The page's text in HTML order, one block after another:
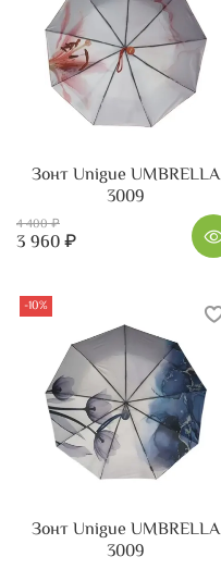
Зонт Unigue UMBRELLA
3009
4 400 ₽
3 960 ₽
-10%
Зонт Unigue UMBRELLA
3009